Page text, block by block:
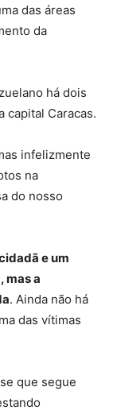
das áreas
da
há dois
capital Caracas.
infelizmente
na
do nosso
e um
mas a
. Ainda não há
das vítimas
que segue